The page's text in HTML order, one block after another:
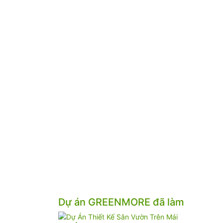
Dự án GREENMORE đã làm